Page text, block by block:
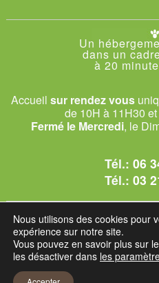
Un
dans un
à 20
Accueilsur rendez vous
de 10H à 11H30
Fermé le Mercredi, le
Tél.:06
Tél.:03
© 2026 Le
1228 rue bataille -
Mentions
Nous utilisons des cookies pour
expérience sur notre site.
Vous pouvez en savoir plus sur
les désactiver dans les